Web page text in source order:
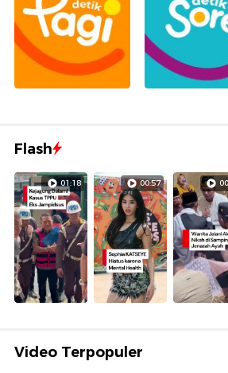
Flash
01:18 00:57
Video Terpopuler